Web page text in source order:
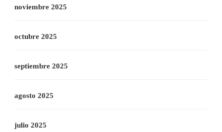
noviembre 2025
octubre 2025
septiembre 2025
agosto 2025
julio 2025